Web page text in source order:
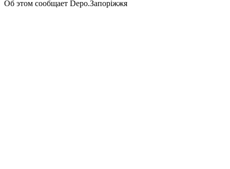
Об этом сообщает Depo.Запоріжжя